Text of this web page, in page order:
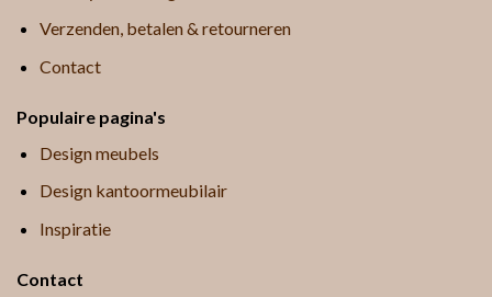
Verzenden, betalen & retourneren
Contact
Populaire pagina's
Design meubels
Design kantoormeubilair
Inspiratie
Contact